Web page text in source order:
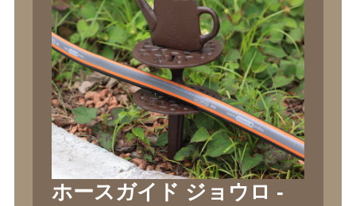
ホースガイド ジョウロ -